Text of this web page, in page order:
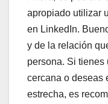
apropiado utilizar
en LinkedIn.
y de la relación
persona. Si tienes
cercana o deseas
estrecha, es